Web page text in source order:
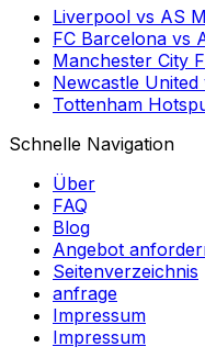
Liverpool vs AS
FC Barcelona vs
Manchester City
Newcastle United
Tottenham
Schnelle Navigation
Über
FAQ
Blog
Angebot
Seitenverzeichnis
anfrage
Impressum
Impressum